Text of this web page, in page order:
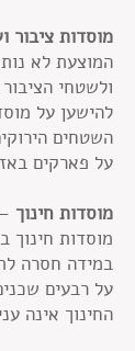
מוסדות ציבור
המוצעת לא
ולשטחי
להישען על
השטחים
על פארקים
מוסדות חינוך
מוסדות חינוך
במידה חסרה
על רבעים
החינוך אינה